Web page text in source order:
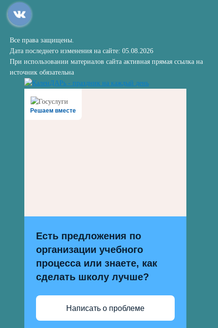
Все права защищены.
Дата последнего изменения на сайте: 05.08.2026
При использовании материалов сайта активная прямая ссылка на
источник обязательна
Решаем вместе
Есть предложения по
организации учебного
процесса или знаете, как
сделать школу лучше?
Написать о проблеме